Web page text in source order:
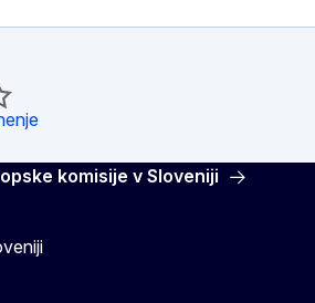
komisije v Sloveniji